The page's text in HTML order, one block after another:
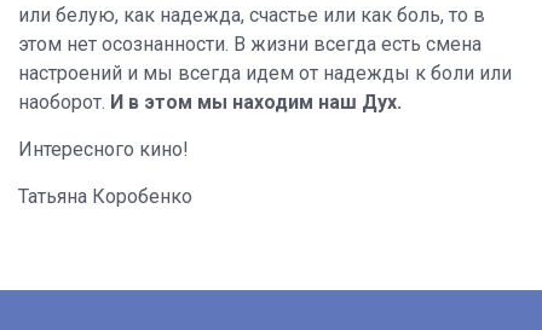
или белую, как надежда, счастье или как боль, то в
этом нет осознанности. В жизни всегда есть смена
настроений и мы всегда идем от надежды к боли или
наоборот. И в этом мы находим наш Дух.
Интересного кино!
Татьяна Коробенко